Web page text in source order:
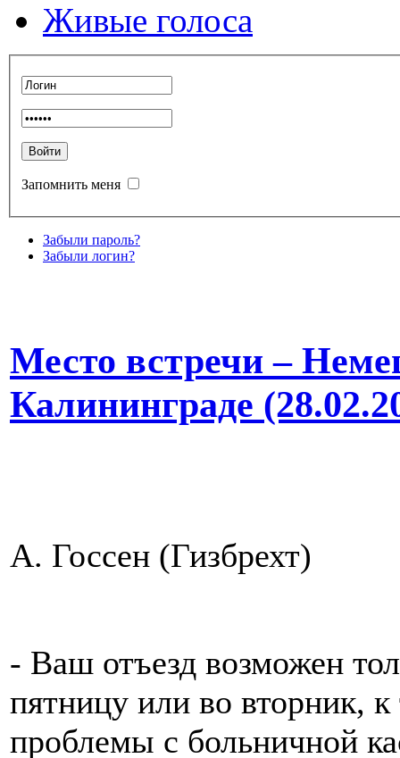
Живые голоса
Запомнить меня
Забыли пароль?
Забыли логин?
Место встречи –
Калининграде
А. Госсен (Гизбрехт)
- Ваш отъезд возможен
пятницу или во вторник,
проблемы с больничной